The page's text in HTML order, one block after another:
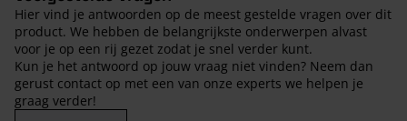
Hier vind je antwoorden op de meest gestelde vragen over dit
product. We hebben de belangrijkste onderwerpen alvast
voor je op een rij gezet zodat je snel verder kunt.
Kun je het antwoord op jouw vraag niet vinden? Neem dan
gerust contact op met een van onze experts we helpen je
graag verder!